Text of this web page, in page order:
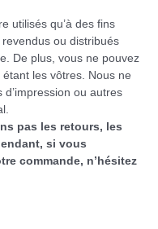
utilisés qu’à des fins
ou distribués
De plus, vous ne pouvez
les vôtres. Nous ne
ou autres
pas les retours, les
si vous
commande, n’hésitez